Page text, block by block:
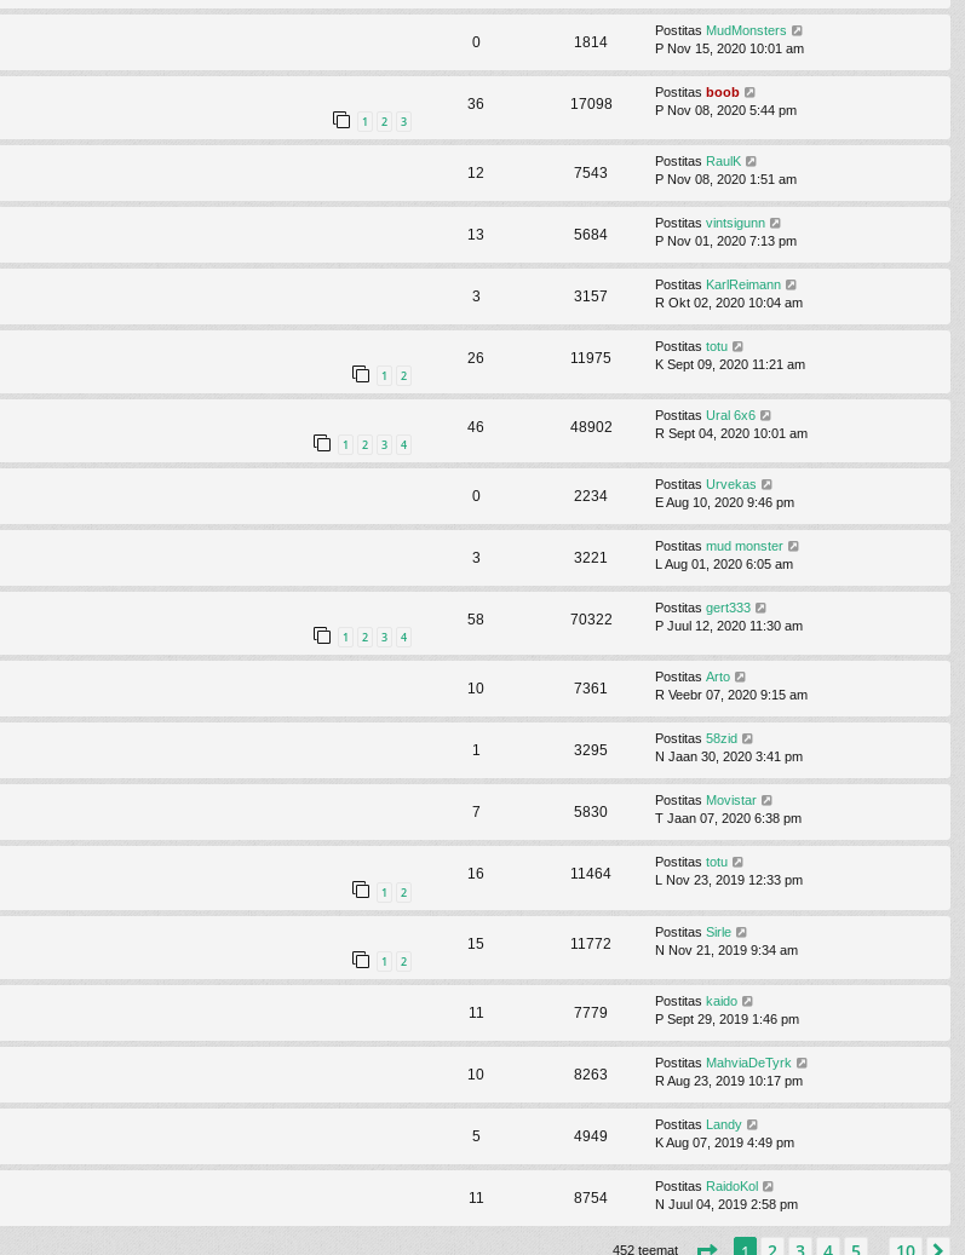
0 1814
Postitas MudMonsters
P Nov 15, 2020 10:01 am
1 2 3
36 17098
Postitas boob
P Nov 08, 2020 5:44 pm
12 7543
Postitas RaulK
P Nov 08, 2020 1:51 am
13 5684
Postitas vintsigunn
P Nov 01, 2020 7:13 pm
3 3157
Postitas KarlReimann
R Okt 02, 2020 10:04 am
1 2
26 11975
Postitas totu
K Sept 09, 2020 11:21 am
1 2 3 4
46 48902
Postitas Ural 6x6
R Sept 04, 2020 10:01 am
0 2234
Postitas Urvekas
E Aug 10, 2020 9:46 pm
3 3221
Postitas mud monster
L Aug 01, 2020 6:05 am
1 2 3 4
58 70322
Postitas gert333
P Juul 12, 2020 11:30 am
10 7361
Postitas Arto
R Veebr 07, 2020 9:15 am
1 3295
Postitas 58zid
N Jaan 30, 2020 3:41 pm
7 5830
Postitas Movistar
T Jaan 07, 2020 6:38 pm
1 2
16 11464
Postitas totu
L Nov 23, 2019 12:33 pm
1 2
15 11772
Postitas Sirle
N Nov 21, 2019 9:34 am
11 7779
Postitas kaido
P Sept 29, 2019 1:46 pm
10 8263
Postitas MahviaDeTyrk
R Aug 23, 2019 10:17 pm
5 4949
Postitas Landy
K Aug 07, 2019 4:49 pm
11 8754
Postitas RaidoKol
N Juul 04, 2019 2:58 pm
452 teemat . leht10 -st
2 3 4 5 10